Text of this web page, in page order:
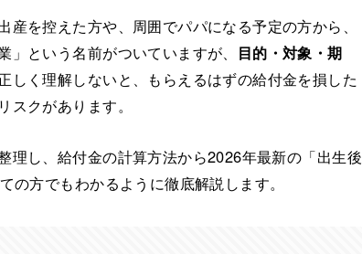
を控えた方や、周囲でパパになる予定の方から、
という名前がついていますが、 目的・対象・期
しく理解しないと、もらえるはずの給付金を損した
クがあります。
理し、給付金の計算方法から2026年最新の「出生後
方でもわかるように徹底解説します。